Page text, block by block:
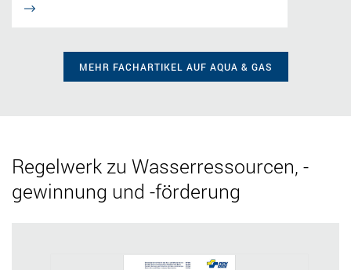
MEHR FACHARTIKEL AUF AQUA & GAS
Regelwerk zu Wasserressourcen, -
gewinnung und -förderung